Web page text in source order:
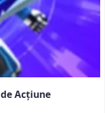
Acțiune